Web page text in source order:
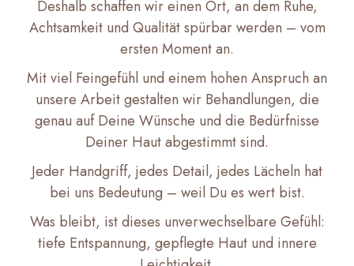
Deshalb schaffen wir einen Ort, an dem Ruhe,
Achtsamkeit und Qualität spürbar werden – vom
ersten Moment an.
Mit viel Feingefühl und einem hohen Anspruch an
unsere Arbeit gestalten wir Behandlungen, die
genau auf Deine Wünsche und die Bedürfnisse
Deiner Haut abgestimmt sind.
Jeder Handgriff, jedes Detail, jedes Lächeln hat
bei uns Bedeutung – weil Du es wert bist.
Was bleibt, ist dieses unverwechselbare Gefühl:
tiefe Entspannung, gepflegte Haut und innere